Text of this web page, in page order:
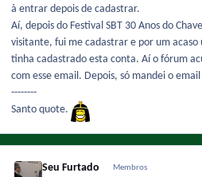
à entrar depois de cadastrar.
Aí, depois do Festival SBT 30 Anos do
visitante, fui me cadastrar e por um acaso
tinha cadastrado esta conta. Aí o fórum
com esse email. Depois, só mandei o
--------
Santo quote.
Seu Furtado Membros